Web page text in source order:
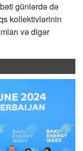
günlərdə də
kollektivlərinin
və digər